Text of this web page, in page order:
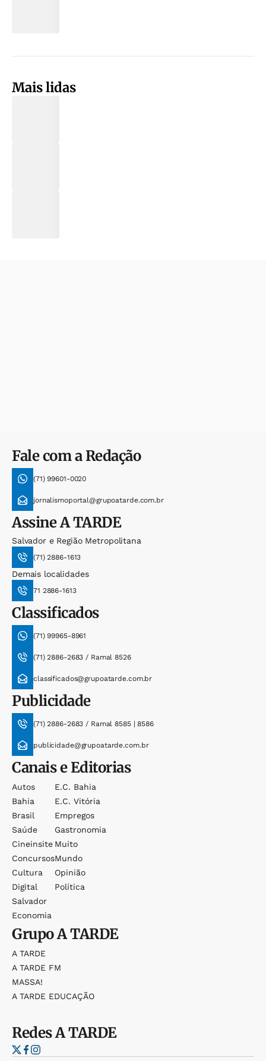
Mais lidas
Fale com a Redação
(71) 99601-0020
jornalismoportal@grupoatarde.com.br
AssineA TARDE
Salvador e Região Metropolitana
(71) 2886-1613
Demais localidades
71 2886-1613
Classificados
(71) 99965-8961
(71) 2886-2683 / Ramal 8526
classificados@grupoatarde.com.br
Publicidade
(71) 2886-2683 / Ramal 8585 | 8586
publicidade@grupoatarde.com.br
Canais e Editorias
Autos
Bahia
Brasil
Saúde
Cineinsite
Concursos
Cultura
Digital
Salvador
Economia
E.c. Bahia
E.c. Vitória
Empregos
Gastronomia
Muito
Mundo
Opinião
Política
GrupoA TARDE
A TARDE
A TARDE FM
MASSA!
A TARDE EDUCAÇÃO
RedesA TARDE